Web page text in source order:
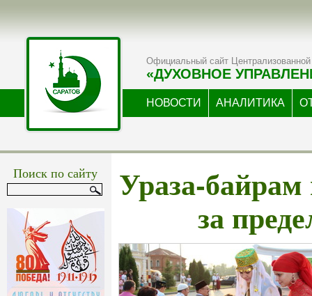
Официальный сайт Централизованной
«ДУХОВНОЕ
НОВОСТИ АНАЛИТИКА
Поиск по сайту Ураза-
за